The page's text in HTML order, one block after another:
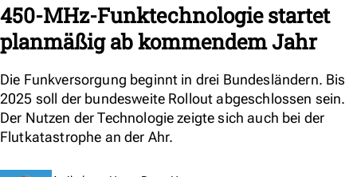
450-MHz-Funktechnologie startet
planmäßig ab kommendem Jahr
Die Funkversorgung beginnt in drei Bundesländern. Bis
2025 soll der bundesweite Rollout abgeschlossen sein.
Der Nutzen der Technologie zeigte sich auch bei der
Flutkatastrophe an der Ahr.